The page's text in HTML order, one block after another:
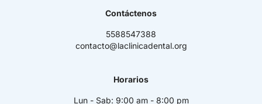
Casos dentales complejos
Plan de tratamiento dental por etapas
Contáctenos
5588547388
contacto@laclinicadental.org
Horarios
Lun - Sab: 9:00 am - 8:00 pm